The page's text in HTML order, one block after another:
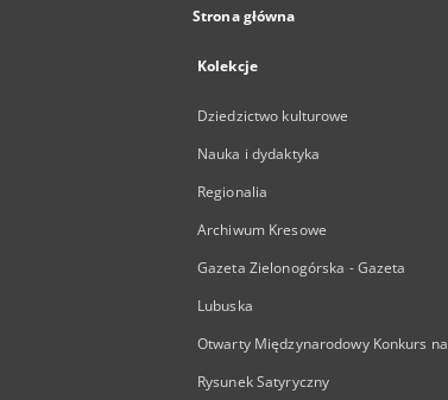
Strona główna
Kolekcje
Dziedzictwo kulturowe
Nauka i dydaktyka
Regionalia
Archiwum Kresowe
Gazeta Zielonogórska - Gazeta
Lubuska
Otwarty Międzynarodowy Konkurs na
Rysunek Satyryczny